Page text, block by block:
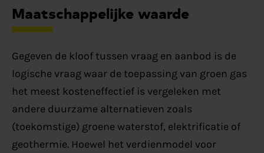
Maatschappelijke waarde
Gegeven de kloof tussen vraag en aanbod is de
logische vraag waar de toepassing van groen gas
het meest kosteneffectief is vergeleken met
andere duurzame alternatieven zoals
(toekomstige) groene waterstof, elektrificatie of
geothermie. Hoewel het verdienmodel voor